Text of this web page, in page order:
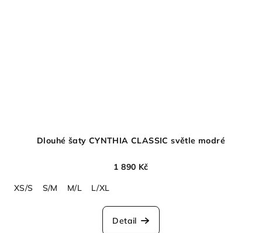
Dlouhé šaty CYNTHIA CLASSIC světle modré
1 890 Kč
XS/S
S/M M/L L/XL
Detail